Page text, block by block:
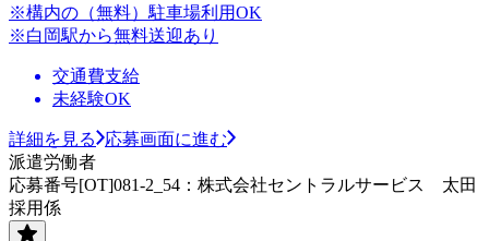
※構内の（無料）駐車場利用OK
※白岡駅から無料送迎あり
交通費支給
未経験OK
詳細を見る
応募画面に進む
派遣労働者
応募番号[OT]081-2_54：株式会社セントラルサービス 太田
採用係